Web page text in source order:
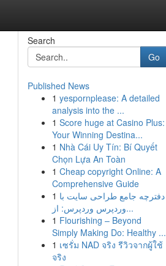
Search
Go
Published News
1 yespornplease: A detailed
analysis into the ...
1 Score huge at Casino Plus:
Your Winning Destina...
1 Nhà Cái Uy Tín: Bí Quyết
Chọn Lựa An Toàn
1 Cheap copyright Online: A
Comprehensive Guide
1 دفترچه جامع طراحی سایت با
وردپرس وردپرس: از...
1 Flourishing – Beyond
Simply Making Do: Healthy ...
1 เซรั่ม NAD จริง รีวิวจากผู้ใช้
จริง